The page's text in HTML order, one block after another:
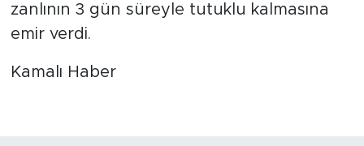
zanlının 3 gün süreyle tutuklu kalmasına
emir verdi.
Kamalı Haber